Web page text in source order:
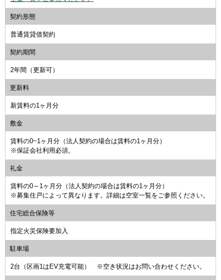
契約形態
普通賃貸借契約
契約期間
2年間（更新可）
更新料
新賃料の1ヶ月分
敷金
賃料の0~1ヶ月分（法人契約の場合は賃料の1ヶ月分）
※保証会社利用必須。
礼金
賃料の0～1ヶ月分（法人契約の場合は賃料の1ヶ月分）
※募集住戸によって異なります。詳細は空室一覧をご参照ください。
住宅総合保険等
指定火災保険要加入
駐車場
2台（区画1はEV充電可能） ※空き状況はお問い合わせください。